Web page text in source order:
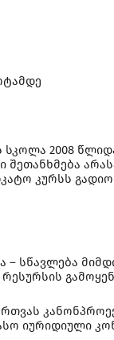
სკოლა 2008
შეთანხმება
კურსს
სწავლება
იურიდიული